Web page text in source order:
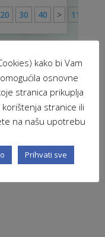
20 30 40 > 114
kako bi Vam
osnovne
stranica prikuplja
korištenja stranice ili
na našu upotrebu
Prihvati sve